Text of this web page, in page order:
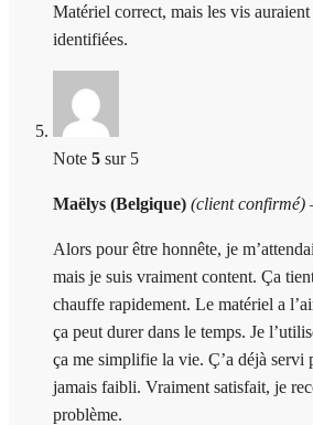
Matériel correct, mais les vis
identifiées.
Note 5 sur 5
Maëlys (Belgique) (client confirmé)
Alors pour être honnête, je
mais je suis vraiment content. Ça
chauffe rapidement. Le matériel a
ça peut durer dans le temps. Je
ça me simplifie la vie. Ç’a déjà servi
jamais faibli. Vraiment satisfait, je
problème.